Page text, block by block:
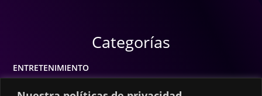
Categorías
ENTRETENIMIENTO